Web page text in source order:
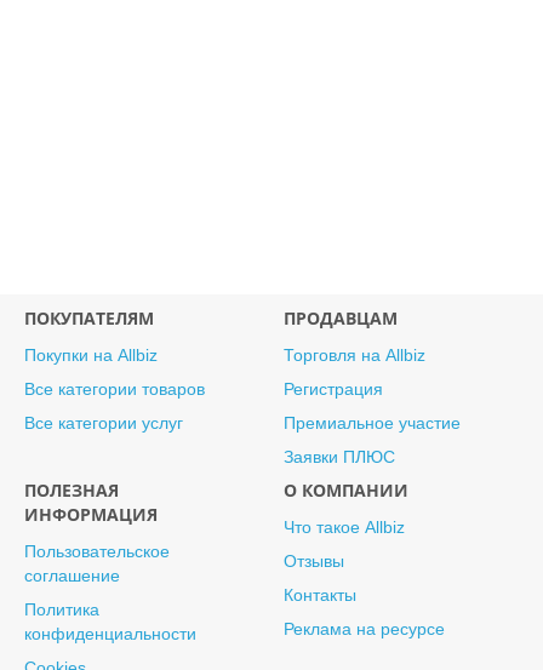
ПОКУПАТЕЛЯМ
Покупки на Allbiz
Все категории товаров
Все категории услуг
ПРОДАВЦАМ
Торговля на Allbiz
Регистрация
Премиальное участие
Заявки ПЛЮС
ПОЛЕЗНАЯ
ИНФОРМАЦИЯ
Пользовательское
соглашение
Политика
конфиденциальности
О КОМПАНИИ
Что такое Allbiz
Отзывы
Контакты
Реклама на ресурсе